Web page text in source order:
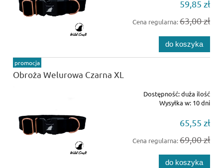
59,85 zł
Cena regularna:63,00 zł
do koszyka
Obroża Welurowa Czarna XL
Dostępność:duża ilość
Wysyłka w: 10 dni
65,55 zł
Cena regularna:69,00 zł
do koszyka
promocja